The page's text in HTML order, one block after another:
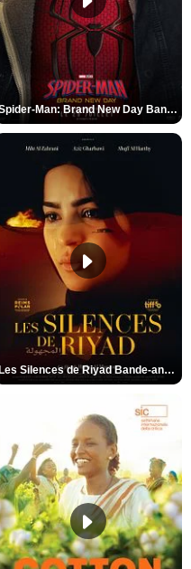
Spider-Man: Brand New Day Bande-annonce VO STFR
Les Silences de Riyad Bande-annonce VO STFR